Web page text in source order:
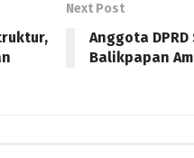
Next Post
Anggota
Balikpapan